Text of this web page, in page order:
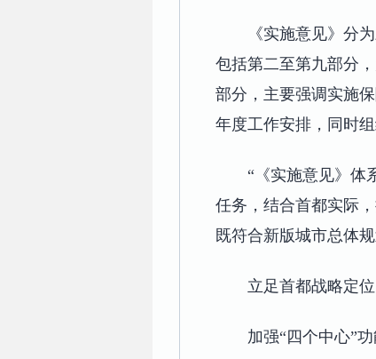
《实施意见》分
包括第二至第九部分
部分，主要强调实施
年度工作安排，同时
“《实施意见》体
任务，结合首都实际
既符合新版城市总体
立足首都战略定位
加强“四个中心”